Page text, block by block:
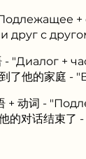
"Подлежащее
друг с
- "Диалог
了他的家庭
语 + 动词 -
的对话结束